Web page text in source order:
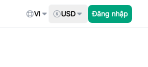
VI USD Đăng nhập